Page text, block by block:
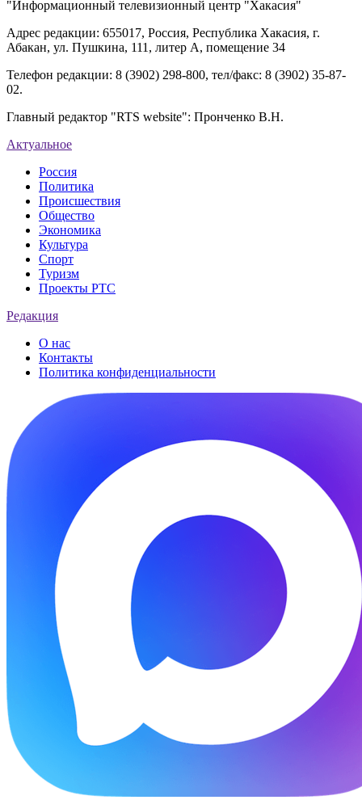
"Информационный телевизионный центр "Хакасия"
Адрес редакции: 655017, Россия, Республика Хакасия, г.
Абакан, ул. Пушкина, 111, литер А, помещение 34
Телефон редакции: 8 (3902) 298-800, тел/факс: 8 (3902) 35-87-
02.
Главный редактор "RTS website": Пронченко В.Н.
Актуальное
Россия
Политика
Происшествия
Общество
Экономика
Культура
Спорт
Туризм
Проекты РТС
Редакция
О нас
Контакты
Политика конфиденциальности